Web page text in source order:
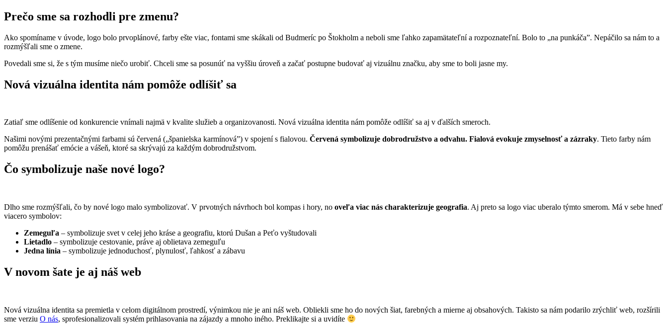
Prečo sme sa rozhodli pre zmenu?
Ako spomíname v úvode, logo bolo prvoplánové, farby ešte viac, fontami sme skákali od Budmeríc po Štokholm a neboli sme ľahko zapamätateľní a rozpoznateľní. Bolo to „na punkáča”. Nepáčilo sa nám to a
rozmýšľali sme o zmene.
Povedali sme si, že s tým musíme niečo urobiť. Chceli sme sa posunúť na vyššiu úroveň a začať postupne budovať aj vizuálnu značku, aby sme to boli jasne my.
Nová vizuálna identita nám pomôže odlíšiť sa
Zatiaľ sme odlíšenie od konkurencie vnímali najmä v kvalite služieb a organizovanosti. Nová vizuálna identita nám pomôže odlíšiť sa aj v ďalších smeroch.
Našimi novými prezentačnými farbami sú červená („španielska karmínová”) v spojení s fialovou. Červená symbolizuje dobrodružstvo a odvahu. Fialová evokuje zmyselnosť a zázraky. Tieto farby nám
pomôžu prenášať emócie a vášeň, ktoré sa skrývajú za každým dobrodružstvom.
Čo symbolizuje naše nové logo?
Dlho sme rozmýšľali, čo by nové logo malo symbolizovať. V prvotných návrhoch bol kompas i hory, no oveľa viac nás charakterizuje geografia. Aj preto sa logo viac uberalo týmto smerom. Má v sebe hneď
viacero symbolov:
Zemeguľa – symbolizuje svet v celej jeho kráse a geografiu, ktorú Dušan a Peťo vyštudovali
Lietadlo – symbolizuje cestovanie, práve aj oblietava zemeguľu
Jedna línia – symbolizuje jednoduchosť, plynulosť, ľahkosť a zábavu
V novom šate je aj náš web
Nová vizuálna identita sa premietla v celom digitálnom prostredí, výnimkou nie je ani náš web. Obliekli sme ho do nových šiat, farebných a mierne aj obsahových. Takisto sa nám podarilo zrýchliť web, rozšírili
sme verziu O nás, sprofesionalizovali systém prihlasovania na zájazdy a mnoho iného. Preklikajte si a uvidíte